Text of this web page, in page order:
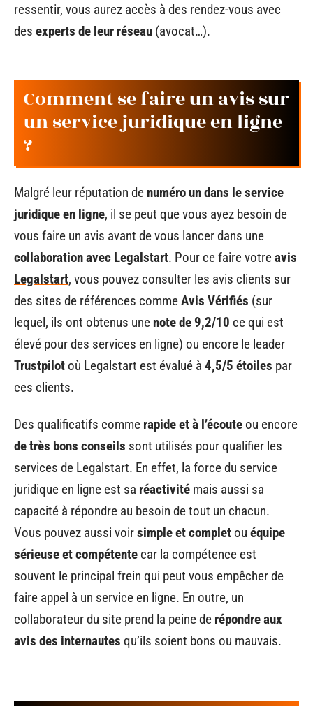
ressentir, vous aurez accès à des rendez-vous avec
des experts de leur réseau (avocat…).
Comment se faire un avis sur
un service juridique en ligne
?
Malgré leur réputation de numéro un dans le service
juridique en ligne, il se peut que vous ayez besoin de
vous faire un avis avant de vous lancer dans une
collaboration avec Legalstart. Pour ce faire votreavis
Legalstart, vous pouvez consulter les avis clients sur
des sites de références commeAvis Vérifiés (sur
lequel, ils ont obtenus une note de 9,2/10 ce qui est
élevé pour des services en ligne) ou encore le leader
Trustpilot où Legalstart est évalué à 4,5/5 étoiles par
ces clients.
Des qualificatifs comme rapide et à l’écoute ou encore
de très bons conseils sont utilisés pour qualifier les
services de Legalstart. En effet, la force du service
juridique en ligne est sa réactivité mais aussi sa
capacité à répondre au besoin de tout un chacun.
Vous pouvez aussi voirsimple et complet ou équipe
sérieuse et compétente car la compétence est
souvent le principal frein qui peut vous empêcher de
faire appel à un service en ligne. En outre, un
collaborateur du site prend la peine de répondre aux
avis des internautes qu’ils soient bons ou mauvais.